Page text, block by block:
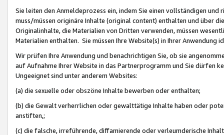
Sie leiten den Anmeldeprozess ein, indem Sie einen vollständigen
muss/müssen originäre Inhalte (original content) enthalten und über
Originalinhalte, die Materialien von Dritten verwenden, müssen
Materialien enthalten. Sie müssen Ihre Website(s) in Ihrer Anwendung
Wir prüfen Ihre Anwendung und benachrichtigen Sie, ob sie
auf Aufnahme Ihrer Website in das Partnerprogramm und Sie dürfen
Ungeeignet sind unter anderem Websites:
(a) die sexuelle oder obszöne Inhalte bewerben oder enthalten;
(b) die Gewalt verherrlichen oder gewalttätige Inhalte haben oder
anstiften,;
(c) die falsche, irreführende, diffamierende oder verleumderische